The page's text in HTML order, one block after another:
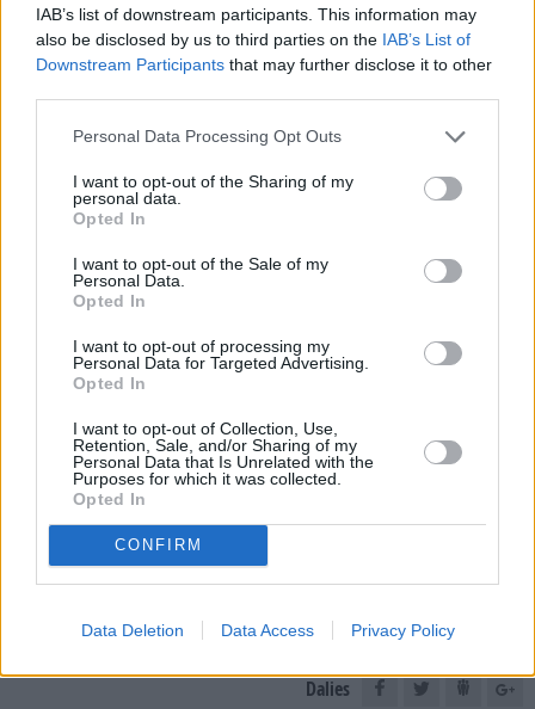
IAB’s list of downstream participants. This information may
also be disclosed by us to third parties on the IAB’s List of
Downstream Participants that may further disclose it to other
Personal Data Processing Opt Outs
I want to opt-out of the Sharing of my
personal data.
Opted In
I want to opt-out of the Sale of my
Personal Data.
Opted In
I want to opt-out of processing my
Personal Data for Targeted Advertising.
Opted In
I want to opt-out of Collection, Use,
Retention, Sale, and/or Sharing of my
Personal Data that Is Unrelated with the
Purposes for which it was collected.
Opted In
CONFIRM
Data Deletion Data Access Privacy Policy
Saistītie notikumi
Atbild zīlniece KAIJA ZEMBERGA
Atbild gaišreģe un dziedniece ĻESJA STEĻMAHA
E-izdevumu arhīvs
MEKLĒT
SKATĪT ŽURNĀLA ARHĪVU
Dalies